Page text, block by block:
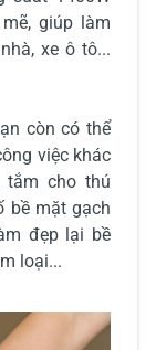
giúp làm
xe ô tô...
còn có thể
việc khác
tắm cho thú
bề mặt gạch
đẹp lại bề
loại...